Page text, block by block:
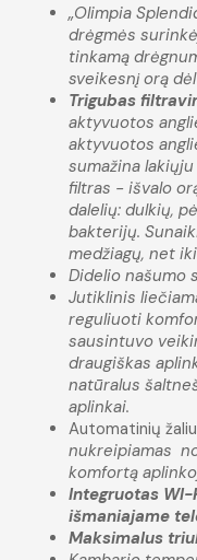
„Olimpia
drėgmės
tinkamą
sveikesnį orą
Trigubas
aktyvuotos
aktyvuotos
sumažina
filtras - išvalo
dalelių: dulkių,
bakterijų.
medžiagų, net
Didelio našumo
Jutiklinis
reguliuoti
sausintuvo
draugiškas
natūralus
aplinkai.
Automatinių
nukreipiamas
komfortą
Integruotas
išmaniajame
Maksimalus